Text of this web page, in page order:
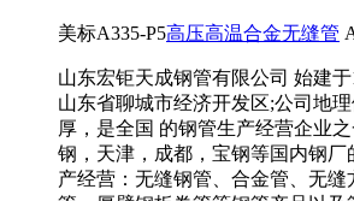
美标A335-P5高压高温合金无缝管
山东宏钜天成钢管有限公司 始建
山东省聊城市经济开发区;公司地
厚，是全国 的钢管生产经营企业
钢，天津，成都，宝钢等国内钢厂
产经营：无缝钢管、合金管、无缝